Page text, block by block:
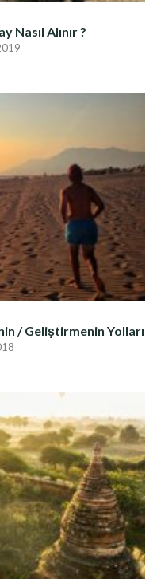
Nasıl Alınır ?
/ Geliştirmenin Yolları